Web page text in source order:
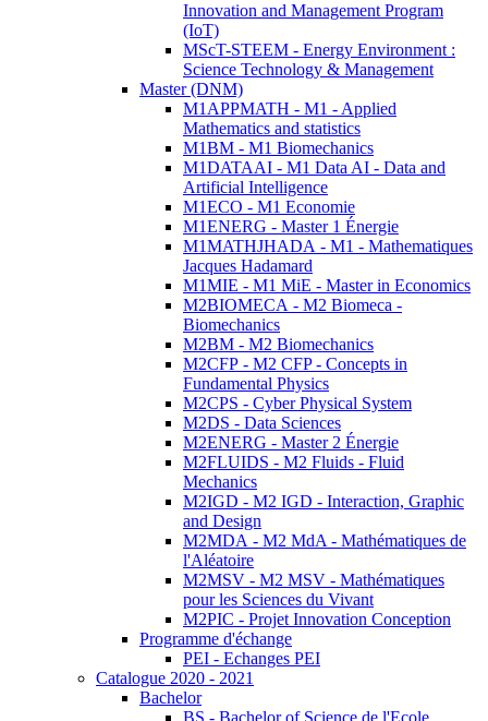
Innovation and Management Program
(IoT)
MScT-STEEM - Energy Environment :
Science Technology & Management
Master (DNM)
M1APPMATH - M1 - Applied
Mathematics and statistics
M1BM - M1 Biomechanics
M1DATAAI - M1 Data AI - Data and
Artificial Intelligence
M1ECO - M1 Economie
M1ENERG - Master 1 Énergie
M1MATHJHADA - M1 - Mathematiques
Jacques Hadamard
M1MIE - M1 MiE - Master in Economics
M2BIOMECA - M2 Biomeca -
Biomechanics
M2BM - M2 Biomechanics
M2CFP - M2 CFP - Concepts in
Fundamental Physics
M2CPS - Cyber Physical System
M2DS - Data Sciences
M2ENERG - Master 2 Énergie
M2FLUIDS - M2 Fluids - Fluid
Mechanics
M2IGD - M2 IGD - Interaction, Graphic
and Design
M2MDA - M2 MdA - Mathématiques de
l'Aléatoire
M2MSV - M2 MSV - Mathématiques
pour les Sciences du Vivant
M2PIC - Projet Innovation Conception
Programme d'échange
PEI - Echanges PEI
Catalogue 2020 - 2021
Bachelor
BS - Bachelor of Science de l'Ecole